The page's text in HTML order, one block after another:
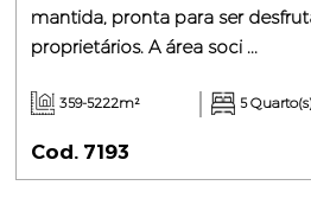
mantida, pronta para ser
proprietários. A área soci ...
359-5222m² 5
Cod. 7193